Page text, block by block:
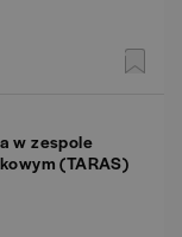
w zespole
(TARAS)